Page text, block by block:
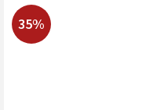
35%